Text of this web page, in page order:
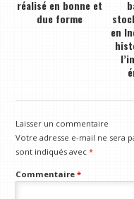
réalisé en bonne et
due forme
en
Laisser un commentaire
Votre adresse e-mail ne sera
sont indiqués avec*
Commentaire*